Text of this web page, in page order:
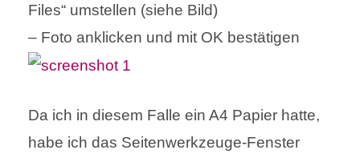
Files“ umstellen (siehe Bild)
– Foto anklicken und mit OK bestätigen
Da ich in diesem Falle ein A4 Papier hatte,
habe ich das Seitenwerkzeuge-Fenster